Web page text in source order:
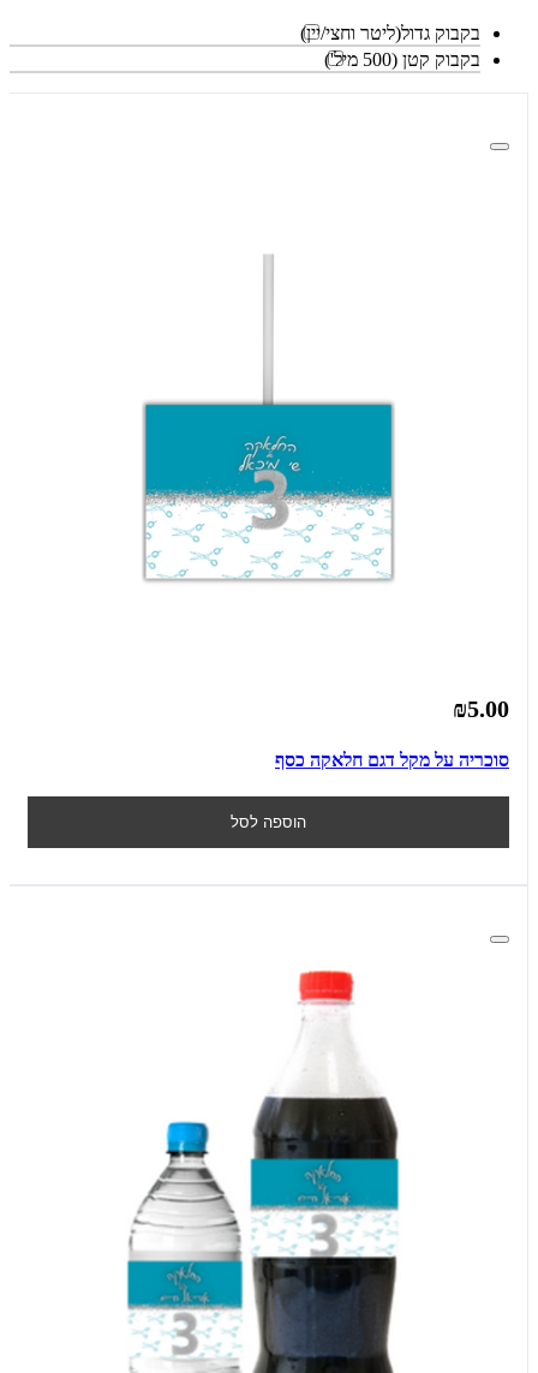
בקבוק גדול(ליטר וחצי/יין)
בקבוק קטן (500 מיל')
₪5.00
סוכריה על מקל דגם חלאקה כסף
הוספה לסל